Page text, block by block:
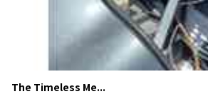
The Timeless Me...